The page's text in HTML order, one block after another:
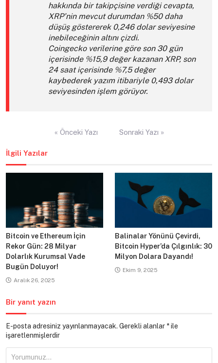
hakkında bir takipçisine verdiği cevapta,
XRP’nin mevcut durumdan %50 daha
düşüş göstererek 0,246 dolar seviyesine
inebileceğinin altını çizdi.
Coingecko verilerine göre son 30 gün
içerisinde %15,9 değer kazanan XRP, son
24 saat içerisinde %7,5 değer
kaybederek yazım itibariyle 0,493 dolar
seviyesinden işlem görüyor.
« Önceki Yazı Sonraki Yazı »
İlgili Yazılar
Bitcoin ve Ethereum İçin
Rekor Gün: 28 Milyar
Dolarlık Kurumsal Vade
Bugün Doluyor!
Aralık 26, 2025
Balinalar Yönünü Çevirdi,
Bitcoin Hyper’da Çılgınlık: 30
Milyon Dolara Dayandı!
Ekim 9, 2025
Bir yanıt yazın
E-posta adresiniz yayınlanmayacak. Gerekli alanlar *ile
işaretlenmişlerdir